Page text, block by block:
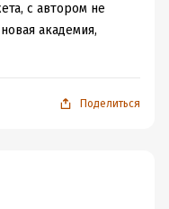
с автором не
академия,
Поделиться